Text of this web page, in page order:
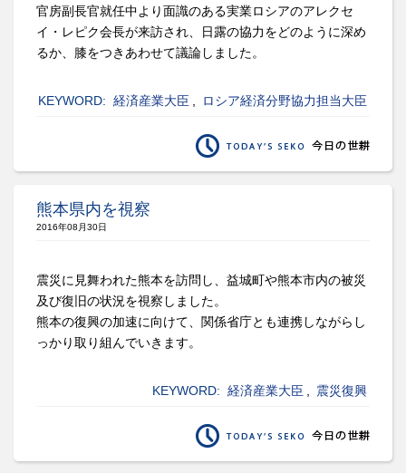
官房副長官就任中より面識のある実業ロシアのアレクセ
イ・レピク会長が来訪され、日露の協力をどのように深め
るか、膝をつきあわせて議論しました。
KEYWORD: 経済産業大臣 ロシア経済分野協力担当大臣
熊本県内を視察
2016年08月30日
震災に見舞われた熊本を訪問し、益城町や熊本市内の被災
及び復旧の状況を視察しました。
熊本の復興の加速に向けて、関係省庁とも連携しながらし
っかり取り組んでいきます。
KEYWORD: 経済産業大臣 震災復興